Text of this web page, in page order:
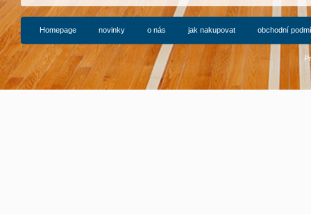
Homepage novinky o nás jak nakupovat obchodní